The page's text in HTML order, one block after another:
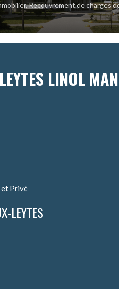
,Recouvrement de charges
LINOL
et Privé
LEYTES